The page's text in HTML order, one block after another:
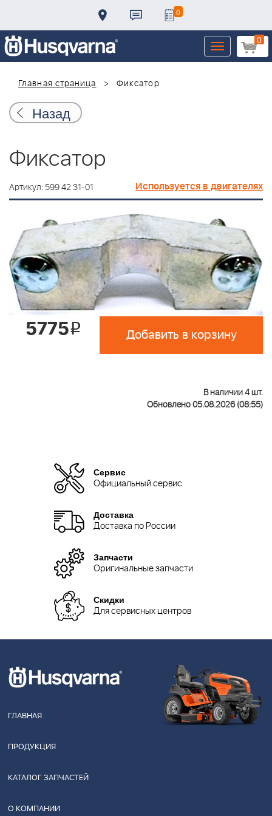
0
0
Toggle
navigation
Главная страница
Фиксатор
Назад
Фиксатор
Артикул: 599 42 31-01 Используется в двигателях
5775i Добавить в корзину
В наличии 4 шт.
Обновлено 05.08.2026 (08:55)
Сервис
Официальный сервис
Доставка
Доставка по России
Запчасти
Оригинальные запчасти
Скидки
Для сервисных центров
ГЛАВНАЯ
ПРОДУКЦИЯ
КАТАЛОГ ЗАПЧАСТЕЙ
О КОМПАНИИ